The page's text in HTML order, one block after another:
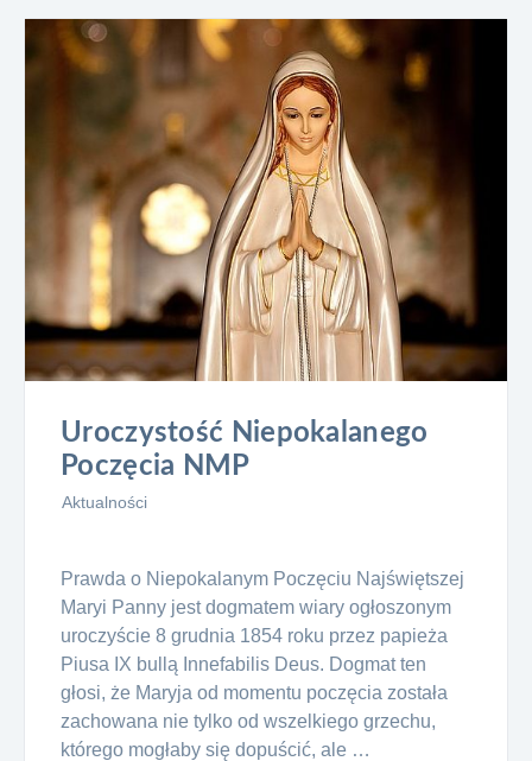
Uroczystość Niepokalanego
Poczęcia NMP
Aktualności
Prawda o Niepokalanym Poczęciu Najświętszej
Maryi Panny jest dogmatem wiary ogłoszonym
uroczyście 8 grudnia 1854 roku przez papieża
Piusa IX bullą Innefabilis Deus. Dogmat ten
głosi, że Maryja od momentu poczęcia została
zachowana nie tylko od wszelkiego grzechu,
którego mogłaby się dopuścić, ale …